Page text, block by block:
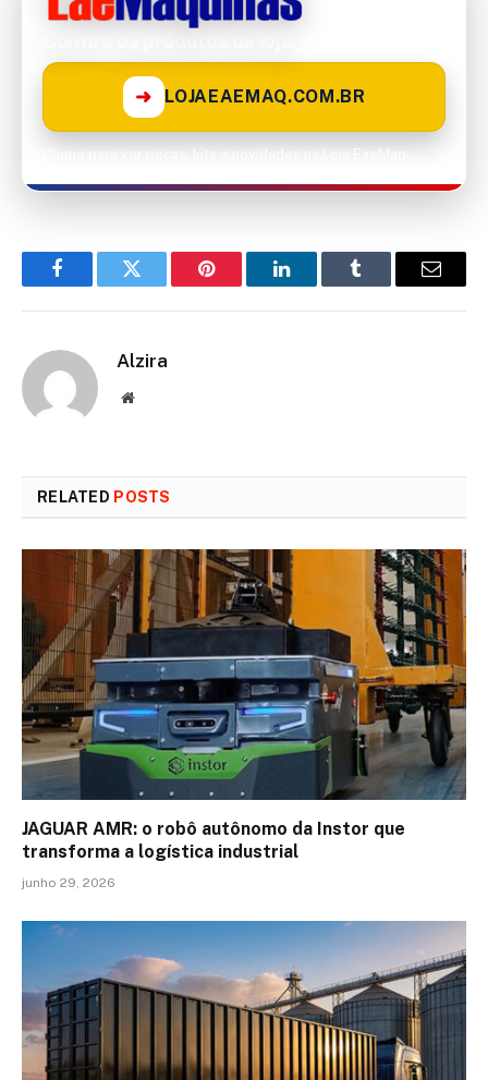
➜ LOJAEAEMAQ.COM.BR
FacebookTwitter Pinterest LinkedInTumblr Email
Alzira
Website
RELATED POSTS
JAGUAR AMR: o robô autônomo da Instor que
transforma a logística industrial
junho 29, 2026